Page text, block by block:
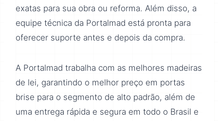
exatas para sua obra ou reforma. Além disso, a
equipe técnica da Portalmad está pronta para
oferecer suporte antes e depois da compra.
A Portalmad trabalha com as melhores madeiras
de lei, garantindo o melhor preço em portas
brise para o segmento de alto padrão, além de
uma entrega rápida e segura em todo o Brasil e